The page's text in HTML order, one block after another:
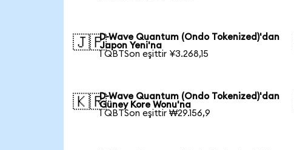
🇯🇵D-Wave Quantum (Ondo Tokenized)'dan
Japon Yeni'na
1 QBTSon eşittir ¥3.268,15
🇰🇷D-Wave Quantum (Ondo Tokenized)'dan
Güney Kore Wonu'na
1 QBTSon eşittir ₩29.156,9